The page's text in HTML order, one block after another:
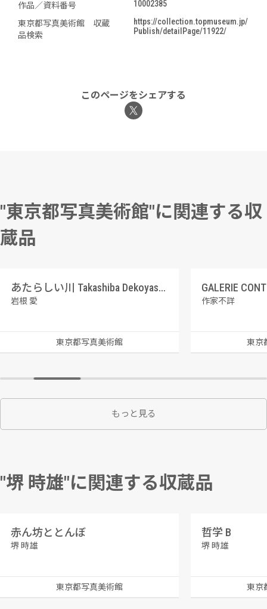
作品／資料番号
10002385
東京都写真美術館 収蔵
品検索
https://collection.topmuseum.jp/
Publish/detailPage/11922/
このページをシェアする
"東京都写真美術館"に関連する収
蔵品
あたらしい川 Takashiba Dekoyashiki, Koriyama, Fukushima
岩根 愛
東京都写真美術館
作家不詳
東京
もっと見る
"堺 時雄"に関連する収蔵品
赤ん坊ととんぼ
堺 時雄
東京都写真美術館
哲学 B
堺 時雄
東京